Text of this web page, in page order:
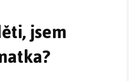
jsem